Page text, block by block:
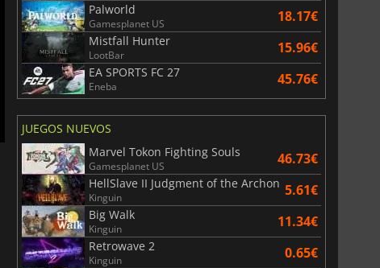
Palworld
Gamesplanet US 18.17€
Mistfall Hunter
LootBar 15.96€
EA SPORTS FC 27
Eneba 45.76€
JUEGOS NUEVOS
Marvel Tokon Fighting Souls
Gamesplanet US 46.73€
HellSlave II Judgment of the Archon
Kinguin 5.61€
Big Walk
Kinguin 11.34€
Retrowave 2
Kinguin 0.65€